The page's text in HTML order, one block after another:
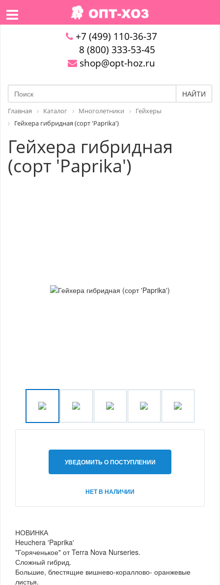
+7 (499) 110-36-37
8 (800) 333-53-45
shop@opt-hoz.ru
НАЙТИ
Главная Каталог Многолетники
Гейхеры
Гейхера гибридная (сорт 'Paprika')
Гейхера гибридная
(сорт 'Paprika')
УВЕДОМИТЬ О ПОСТУПЛЕНИИ
НЕТ В НАЛИЧИИ
НОВИНКА
Heuchera 'Paprika'
"Горяченькое" от Terra Nova Nurseries.
Сложный гибрид.
Большие, блестящие вишнево-кораллово- оранжевые
листья.